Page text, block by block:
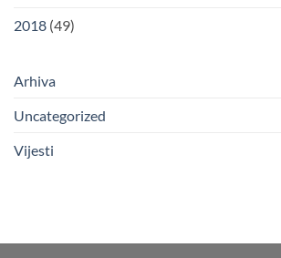
2018 (49)
Arhiva
Uncategorized
Vijesti